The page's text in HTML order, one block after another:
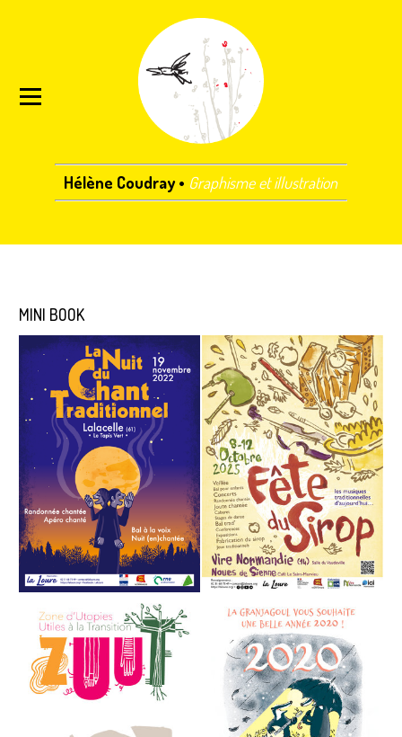
Hélène Coudray • Graphisme et illustration
MINI BOOK